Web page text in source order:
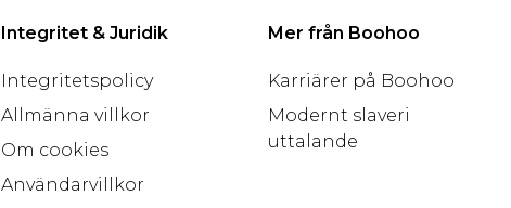
Integritet & Juridik
Integritetspolicy
Allmänna villkor
Om cookies
Användarvillkor
Mer från Boohoo
Karriärer på Boohoo
Modernt slaveri
uttalande